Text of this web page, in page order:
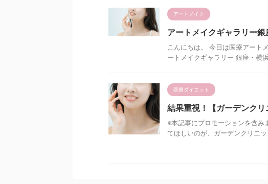
アートメイク
アートメイクギャラリー
こんにちは。 今日は医療アート
ートメイクギャラリー 銀座・横
医療ダイエット
結果重視！【ガーデンク
※本記事にプロモーションを含
てほしいのが、ガーデンクリニ